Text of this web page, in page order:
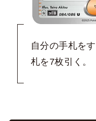
自分の手札を
札を7枚引く。